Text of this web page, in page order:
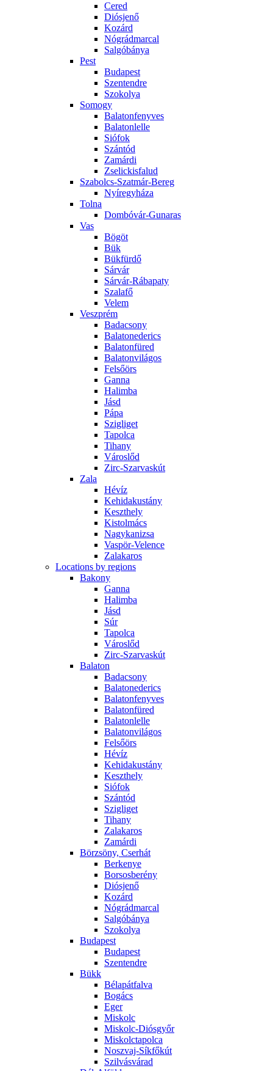
Cered
Diósjenő
Kozárd
Nógrádmarcal
Salgóbánya
Pest
Budapest
Szentendre
Szokolya
Somogy
Balatonfenyves
Balatonlelle
Siófok
Szántód
Zamárdi
Zselickisfalud
Szabolcs-Szatmár-Bereg
Nyíregyháza
Tolna
Dombóvár-Gunaras
Vas
Bögöt
Bük
Bükfürdő
Sárvár
Sárvár-Rábapaty
Szalafő
Velem
Veszprém
Badacsony
Balatonederics
Balatonfüred
Balatonvilágos
Felsőörs
Ganna
Halimba
Jásd
Pápa
Szigliget
Tapolca
Tihany
Városlőd
Zirc-Szarvaskút
Zala
Hévíz
Kehidakustány
Keszthely
Kistolmács
Nagykanizsa
Vaspör-Velence
Zalakaros
Locations by regions
Bakony
Ganna
Halimba
Jásd
Súr
Tapolca
Városlőd
Zirc-Szarvaskút
Balaton
Badacsony
Balatonederics
Balatonfenyves
Balatonfüred
Balatonlelle
Balatonvilágos
Felsőörs
Hévíz
Kehidakustány
Keszthely
Siófok
Szántód
Szigliget
Tihany
Zalakaros
Zamárdi
Börzsöny, Cserhát
Berkenye
Borsosberény
Diósjenő
Kozárd
Nógrádmarcal
Salgóbánya
Szokolya
Budapest
Budapest
Szentendre
Bükk
Bélapátfalva
Bogács
Eger
Miskolc
Miskolc-Diósgyőr
Miskolctapolca
Noszvaj-Síkfőkút
Szilvásvárad